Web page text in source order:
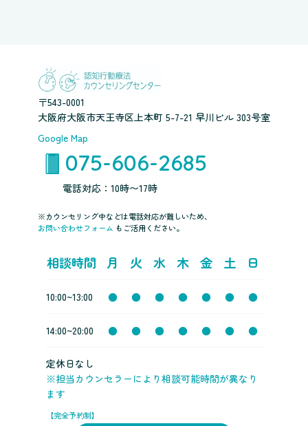
〒543-0001
大阪府大阪市天王寺区上本町 5-7-21 早川ビル 303号室
Google Map
075-606-2685
電話対応：10時〜17時
※カウンセリング中などは電話対応が難しいため、
お問い合わせフォーム もご活用ください。
相談時間 月 火 水 木 金 土 日
10:00~13:00 ● ● ● ● ● ● ●
14:00~20:00 ● ● ● ● ● ● ●
定休日なし
※担当カウンセラーにより相談可能時間が異なり
ます
【完全予約制】